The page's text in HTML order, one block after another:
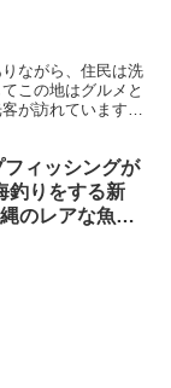
ながら、住民は洗
この地はグルメと
が訪れています。
ィッシングが
釣りをする新
のレアな魚が